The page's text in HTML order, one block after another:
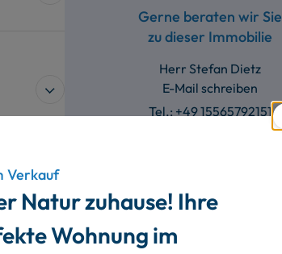
Gerne beraten wir Sie
zu dieser Immobilie
Herr Stefan Dietz
E-Mail schreiben
Tel.: +49 15565792151
Mobil: +49 15565792151
Verkauf
Natur zuhause! Ihre
Wohnung im